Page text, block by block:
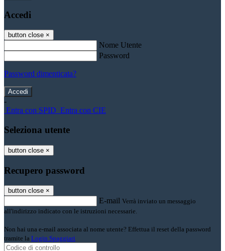
Accedi
button close ×
Nome Utente
Password
Password dimenticata?
-
Entra con SPID Entra con CIE
Seleziona utente
button close ×
Recupero password
button close ×
E-mail Verrà inviato un messaggio
all'indirizzo indicato con le istruzioni necessarie.
Non hai una e-mail associata al nome utente? Effettua il reset della password
tramite la Login Spaggiari